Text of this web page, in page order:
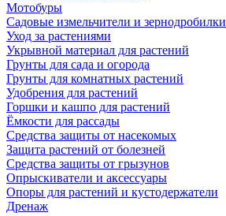
Мотобуры
Садовые измельчители и зернодробилки
Уход за растениями
Укрывной материал для растений
Грунты для сада и огорода
Грунты для комнатных растений
Удобрения для растений
Горшки и кашпо для растений
Ёмкости для рассады
Средства защиты от насекомых
Защита растений от болезней
Средства защиты от грызунов
Опрыскиватели и аксессуары
Опоры для растений и кустодержатели
Дренаж